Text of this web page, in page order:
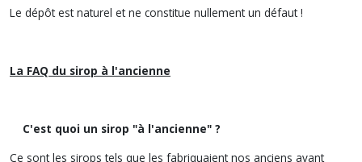
Le dépôt est naturel et ne constitue nullement un défaut !
La FAQ du sirop à l'ancienne
C'est quoi un sirop "à l'ancienne" ?
Ce sont les sirops tels que les fabriquaient nos anciens avant